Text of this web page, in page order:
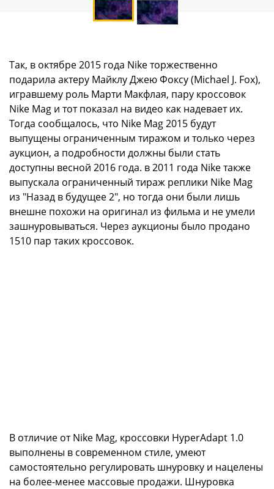
Так, в октябре 2015 года Nike торжественно
подарила актеру Майклу Джею Фоксу (Michael J. Fox),
игравшему роль Марти Макфлая, пару кроссовок
Nike Mag и тот показал на видео как надевает их.
Тогда сообщалось, что Nike Mag 2015 будут
выпущены ограниченным тиражом и только через
аукцион, а подробности должны были стать
доступны весной 2016 года. в 2011 года Nike также
выпускала ограниченный тираж реплики Nike Mag
из "Назад в будущее 2", но тогда они были лишь
внешне похожи на оригинал из фильма и не умели
зашнуровываться. Через аукционы было продано
1510 пар таких кроссовок.
В отличие от Nike Mag, кроссовки HyperAdapt 1.0
выполнены в современном стиле, умеют
самостоятельно регулировать шнуровку и нацелены
на более-менее массовые продажи. Шнуровка